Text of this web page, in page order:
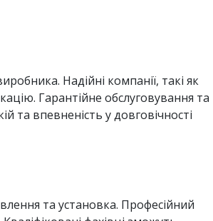
Надійні компанії, такі як
Гарантійне обслуговування та
та впевненість у довговічності
та установка. Професійний